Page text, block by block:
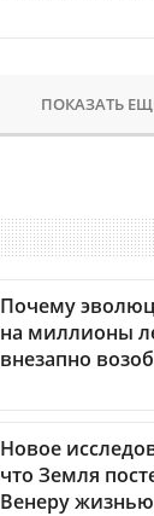
ПОКАЗАТЬ
Почему
на миллионы
внезапно
Новое
что Земля
Венеру жизнью